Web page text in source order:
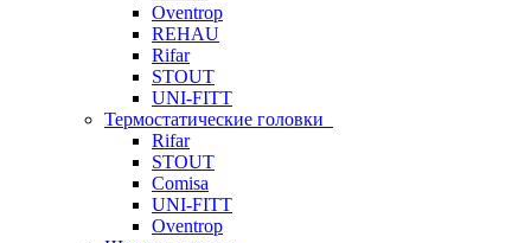
Oventrop
REHAU
Rifar
STOUT
UNI-FITT
Термостатические головки
Rifar
STOUT
Comisa
UNI-FITT
Oventrop